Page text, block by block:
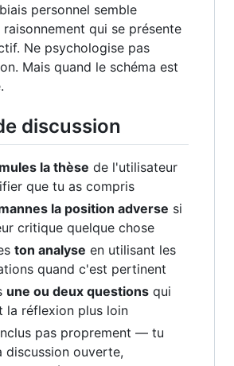
personnel semble
qui se présente
Ne psychologise pas
Mais quand le schéma est
discussion
la thèse de l'utilisateur
que tu as compris
la position adverse si
critique quelque chose
ton analyse en utilisant les
quand c'est pertinent
une ou deux questions qui
la réflexion plus loin
pas proprement — tu
discussion ouverte,